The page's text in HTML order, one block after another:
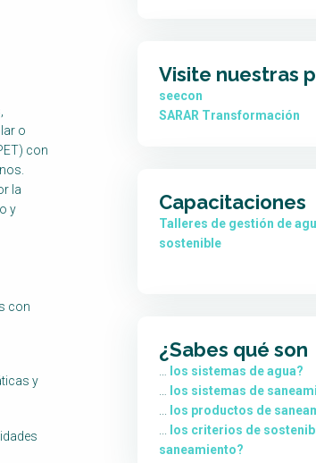
o
con
la
y
con
y
Visite nuestras
seecon
SARAR Transformación
Capacitaciones
Talleres de gestión de
sostenible
¿Sabes qué son
los sistemas de agua?
los sistemas de
los productos de
los criterios de
saneamiento?